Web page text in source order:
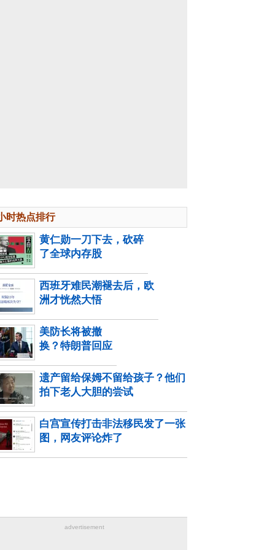
时热点排行
黄仁勋一刀下去，砍碎
了全球内存股
西班牙难民潮褪去后，欧
洲才恍然大悟
美防长将被撤
换？特朗普回应
遗产留给保姆不留给孩子？他们
拍下老人大胆的尝试
白宫宣传打击非法移民发了一张
图，网友评论炸了
advertisement